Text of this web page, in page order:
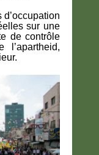
d’occupation
sur une
de contrôle